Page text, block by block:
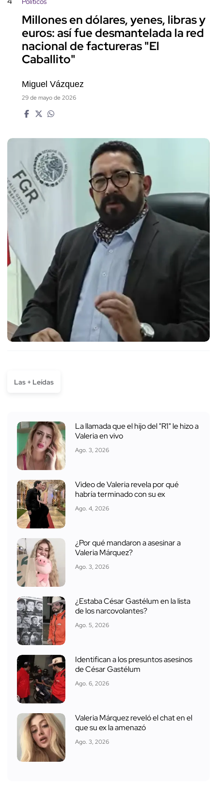
Millones en dólares, yenes, libras y
euros: así fue desmantelada la red
nacional de factureras "El
Caballito"
Miguel Vázquez
29 de mayo de 2026
Las + Leídas
La llamada que el hijo del "R1" le hizo a
Valeria en vivo
Ago. 3, 2026
Video de Valeria revela por qué
habría terminado con su ex
Ago. 4, 2026
¿Por qué mandaron a asesinar a
Valeria Márquez?
Ago. 3, 2026
¿Estaba César Gastélum en la lista
de los narcovolantes?
Ago. 5, 2026
Identifican a los presuntos asesinos
de César Gastélum
Ago. 6, 2026
Valeria Márquez reveló el chat en el
que su ex la amenazó
Ago. 3, 2026